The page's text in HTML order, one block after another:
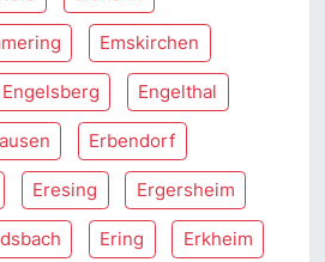
Emskirchen
Engelsberg Engelthal
Erbendorf
Eresing Ergersheim
Ering Erkheim